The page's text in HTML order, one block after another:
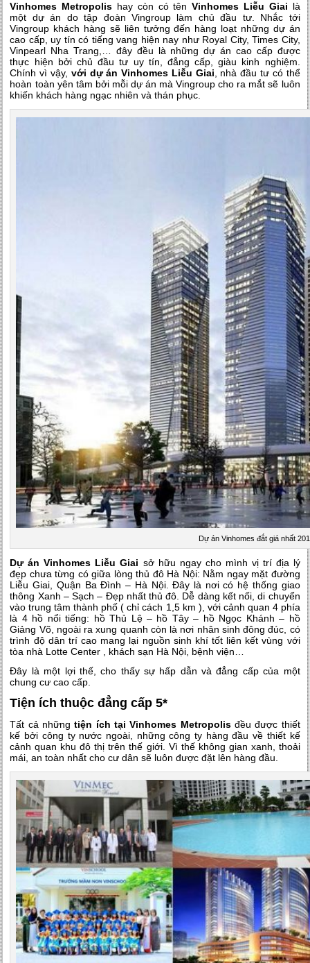
Vinhomes Metropolis hay còn có tênVinhomes Liễu Giai là
một dự án do tập đoàn Vingroup làm chủ đầu tư. Nhắc tới
Vingroup khách hàng sẽ liên tưởng đến hàng loạt những dự án
cao cấp, uy tín có tiếng vang hiện nay như Royal City, Times City,
Vinpearl Nha Trang,… đây đều là những dự án cao cấp được
thực hiện bởi chủ đầu tư uy tín, đẳng cấp, giàu kinh nghiệm.
Chính vì vậy, với dự án Vinhomes Liễu Giai, nhà đầu tư có thể
hoàn toàn yên tâm bởi mỗi dự án mà Vingroup cho ra mắt sẽ luôn
khiến khách hàng ngạc nhiên và thán phục.
Dự án Vinhomes đắt giá nhất
Dự án Vinhomes Liễu Giai sở hữu ngay cho mình vị trí địa lý
đẹp chưa từng có giữa lòng thủ đô Hà Nội: Nằm ngay mặt đường
Liễu Giai, Quận Ba Đình – Hà Nội. Đây là nơi có hệ thống giao
thông Xanh – Sạch – Đẹp nhất thủ đô. Dễ dàng kết nối, di chuyển
vào trung tâm thành phố ( chỉ cách 1,5 km ), với cảnh quan 4 phía
là 4 hồ nổi tiếng: hồ Thủ Lệ – hồ Tây – hồ Ngọc Khánh – hồ
Giảng Võ, ngoài ra xung quanh còn là nơi nhân sinh đông đúc, có
trình độ dân trí cao mang lại nguồn sinh khí tốt liên kết vùng với
tòa nhà Lotte Center , khách sạn Hà Nội, bệnh viện…
Đây là một lợi thế, cho thấy sự hấp dẫn và đẳng cấp của một
chung cư cao cấp.
Tiện ích thuộc đẳng cấp 5*
Tất cả nhữngtiện ích tại Vinhomes Metropolisđều được thiết
kế bởi công ty nước ngoài, những công ty hàng đầu về thiết kế
cảnh quan khu đô thị trên thế giới. Vì thế không gian xanh, thoải
mái, an toàn nhất cho cư dân sẽ luôn được đặt lên hàng đầu.